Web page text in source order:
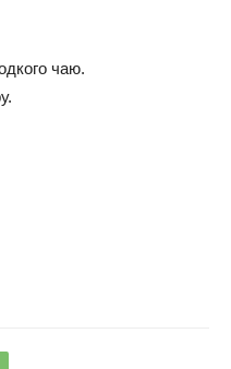
чаю.